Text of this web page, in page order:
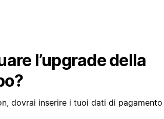
l’upgrade della
dovrai inserire i tuoi dati di pagamento